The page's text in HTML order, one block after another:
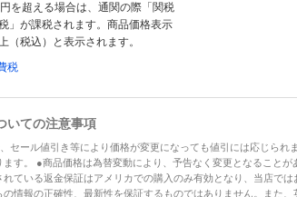
を超える場合は、通関の際「関税
」が課税されます。商品価格表示
（税込）と表示されます。
税
いての注意事項
セール値引き等により価格が変更になっても値引には応じら
ます。 ●商品価格は為替変動により、予告なく変更となること
れている返金保証はアメリカでの購入のみ有効となり、当店で
の情報の正確性、最新性を保証するものではありません。また